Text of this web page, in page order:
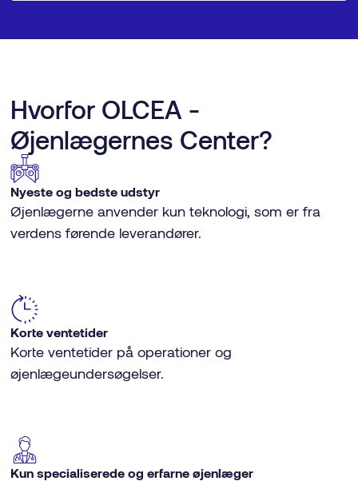
Hvorfor OLCEA -
Øjenlægernes Center?
Nyeste og bedste udstyr
Øjenlægerne anvender kun teknologi, som er fra
verdens førende leverandører.
Korte ventetider
Korte ventetider på operationer og
øjenlægeundersøgelser.
Kun specialiserede og erfarne øjenlæger